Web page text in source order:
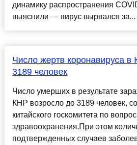
динамику распространения
выяснили — вирус вырвался за...
Число жертв коронавируса в
3189 человек
Число умерших в результате
КНР возросло до 3189 человек,
китайского госкомитета по
здравоохранения.При этом
подтвержденных случаев